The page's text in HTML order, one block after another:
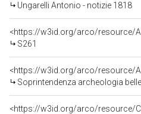
Ungarelli Antonio - notizie 1818
<https://w3id.org/arco/resource/
S261
<https://w3id.org/arco/resource/
Soprintendenza archeologia
<https://w3id.org/arco/resource/